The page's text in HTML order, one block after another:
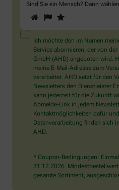
Sind Sie ein Mensch? Dann
Sind
Sie
ein
Mensch?
Dann
wählen
Sie
bitte
das
Haus.
1 2
Ich möchte den im Namen
Service abonnieren, der von
GmbH (AHD) angeboten wird.
meine E-Mail-Adresse zum
verarbeitet. AHD setzt für den
Newsletters den Dienstleister
kann jederzeit für die Zukunft
Abmelde-Link in jedem
Kontaktmöglichkeiten dafür
Datenverarbeitung finden sich
AHD.
* Coupon-Bedingungen:
31.12.2026.
gesamte Sortiment,